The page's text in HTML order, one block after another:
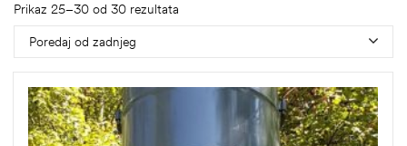
Prikaz 25–30 od 30 rezultata
Poredaj od zadnjeg